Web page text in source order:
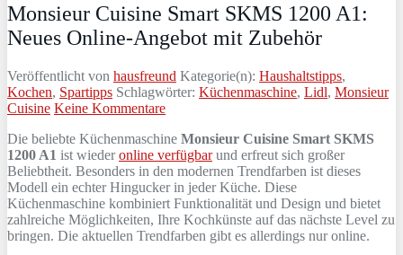
Monsieur Cuisine Smart SKMS 1200 A1:
Neues Online-Angebot mit Zubehör
Veröffentlicht von hausfreund Kategorie(n): Haushaltstipps,
Kochen, Spartipps Schlagwörter: Küchenmaschine, Lidl, Monsieur
Cuisine Keine Kommentare
Die beliebte Küchenmaschine Monsieur Cuisine Smart SKMS
1200 A1 ist wiederonline verfügbarund erfreut sich großer
Beliebtheit. Besonders in den modernen Trendfarben ist dieses
Modell ein echter Hingucker in jeder Küche. Diese
Küchenmaschine kombiniert Funktionalität und Design und bietet
zahlreiche Möglichkeiten, Ihre Kochkünste auf das nächste Level zu
bringen. Die aktuellen Trendfarben gibt es allerdings nur online.